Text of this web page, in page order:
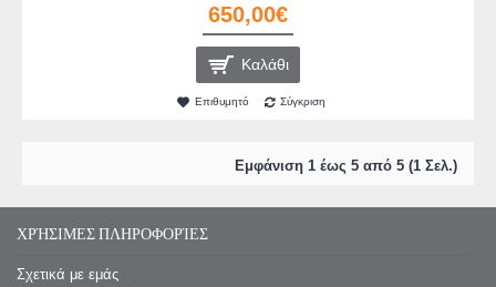
650,00€
Καλάθι
Επιθυμητό Σύγκριση
Εμφάνιση 1 έως 5 από 5 (1 Σελ.)
ΧΡΉΣΙΜΕΣ ΠΛΗΡΟΦΟΡΊΕΣ
Σχετικά με εμάς